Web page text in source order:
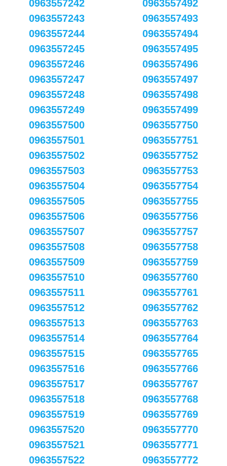
0963557242
0963557243
0963557244
0963557245
0963557246
0963557247
0963557248
0963557249
0963557492
0963557493
0963557494
0963557495
0963557496
0963557497
0963557498
0963557499
0963557500
0963557501
0963557502
0963557503
0963557504
0963557505
0963557506
0963557507
0963557508
0963557509
0963557510
0963557511
0963557512
0963557513
0963557514
0963557515
0963557516
0963557517
0963557518
0963557519
0963557520
0963557521
0963557522
0963557750
0963557751
0963557752
0963557753
0963557754
0963557755
0963557756
0963557757
0963557758
0963557759
0963557760
0963557761
0963557762
0963557763
0963557764
0963557765
0963557766
0963557767
0963557768
0963557769
0963557770
0963557771
0963557772